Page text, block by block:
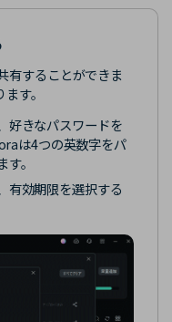
有することができま
す。
好きなパスワードを
は4つの英数字をパ
。
有効期限を選択する